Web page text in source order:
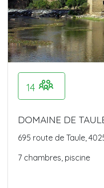
14
DOMAINE DE
695 route de Taule,
7 chambres, piscine